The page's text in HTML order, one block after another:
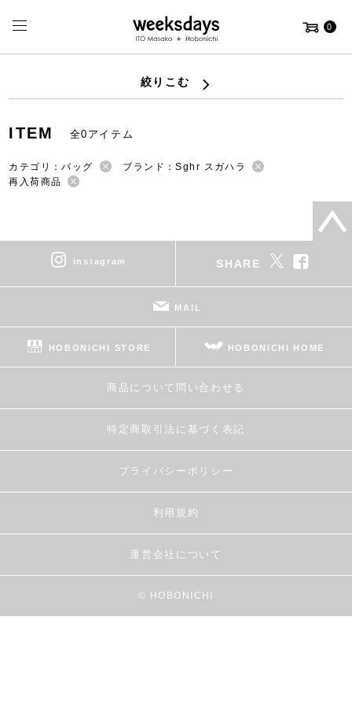
0
絞りこむ
ITEM 全0アイテム
カテゴリ：バッグ
ブランド：Sghr スガハラ
再入荷商品
instagram SHARE
MAIL
HOBONICHI STORE HOBONICHI HOME
商品について問い合わせる
特定商取引法に基づく表記
プライバシーポリシー
利用規約
運営会社について
© HOBONICHI